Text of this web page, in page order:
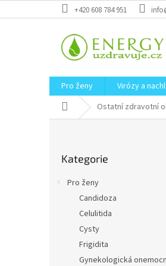
na
+420 608 784 951
Pro ženy Virózy a
Domů Ostatní zdravotní
kategorie
Kategorie
Pro ženy
Candidoza
Celulitida
Cysty
Frigidita
Gynekologická